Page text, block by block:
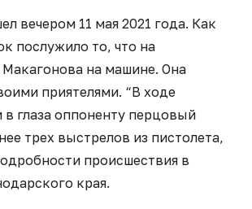
вечером 11 мая 2021 года. Как
послужило то, что на
на машине. Она
приятелями. “В ходе
глаза оппоненту перцовый
трех выстрелов из пистолета,
происшествия в
края.